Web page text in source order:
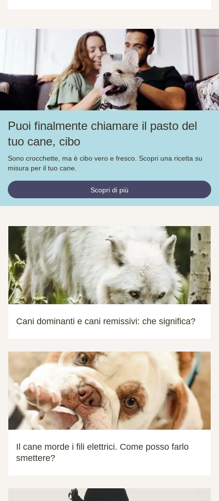
Puoi finalmente chiamare il pasto del
tuo cane, cibo
Sono crocchette, ma è cibo vero e fresco. Scopri una ricetta su
misura per il tuo cane.
Scopri di più
Cani dominanti e cani remissivi: che significa?
Il cane morde i fili elettrici. Come posso farlo
smettere?